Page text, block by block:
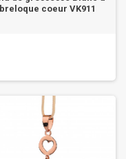
breloque coeur VK911